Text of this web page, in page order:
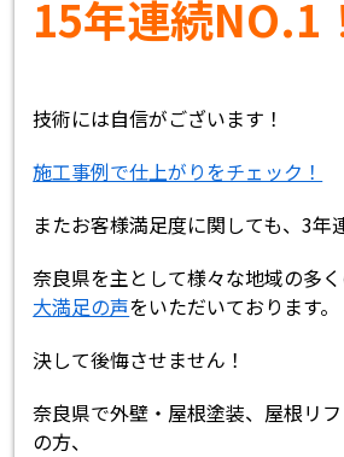
15年連続NO.1
技術には自信がございます！
施工事例で仕上がりをチェック！
またお客様満足度に関しても、3年
奈良県を主として様々な地域の多
大満足の声をいただいております。
決して後悔させません！
奈良県で外壁・屋根塗装、屋根リ
の方、